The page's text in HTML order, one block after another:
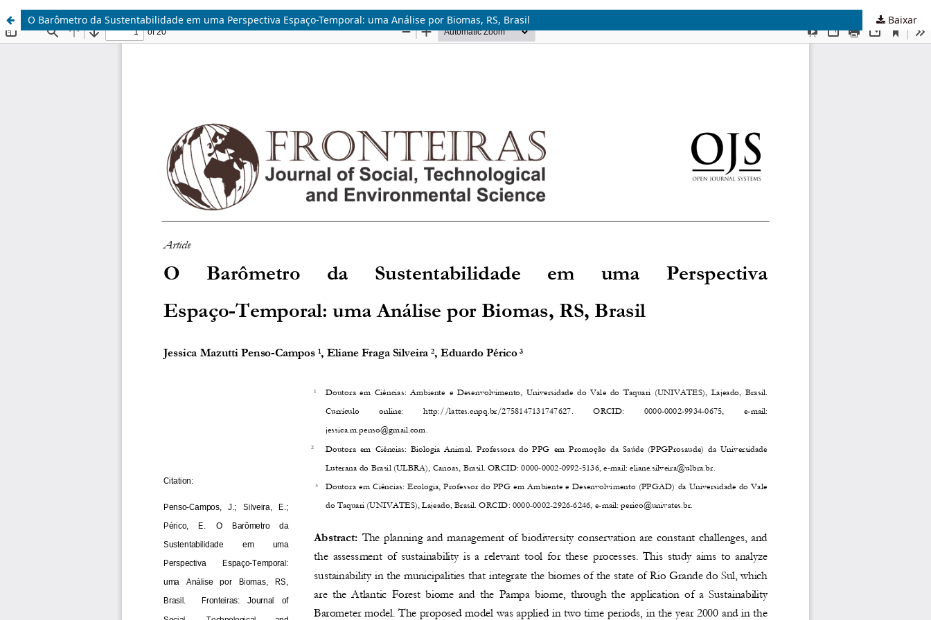
O Barômetro da Sustentabilidade em uma Perspectiva Espaço-Temporal: uma Análise por Biomas, RS, Brasil Baixar